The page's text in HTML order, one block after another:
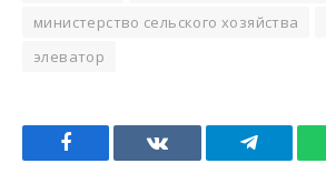
министерство сельского хозяйства
элеватор
Facebook VKontakteTelegram